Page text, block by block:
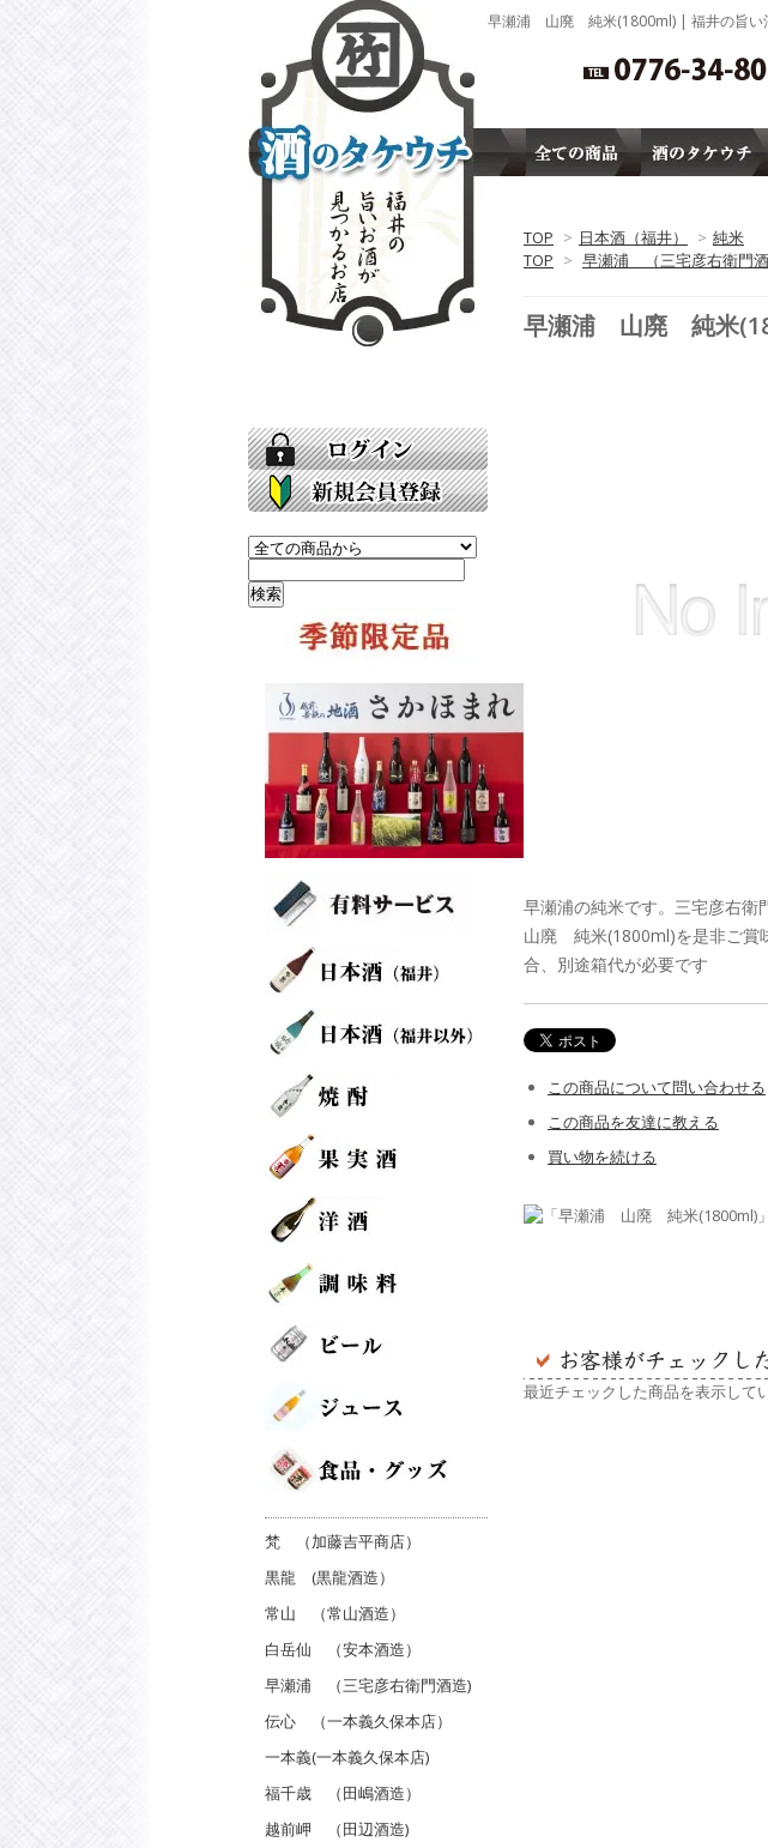
早瀬浦 山廃 純米(1800ml) | 福井の旨い
TOP > 日本酒（福井） > 純米
TOP > 早瀬浦 （三宅彦右衛門
早瀬浦 山廃 純米
早瀬浦の純米です。三宅彦右
山廃 純米(1800ml)を是非ご賞
合、別途箱代が必要です
この商品について問い合わせる
この商品を友達に教える
買い物を続ける
最近チェックした商品を表示してい
梵 （加藤吉平商店）
黒龍 (黒龍酒造）
常山 （常山酒造）
白岳仙 （安本酒造）
早瀬浦 （三宅彦右衛門酒造)
伝心 （一本義久保本店）
一本義(一本義久保本店)
福千歳 （田嶋酒造）
越前岬 （田辺酒造)